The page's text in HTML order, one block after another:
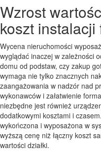
Wzrost
koszt
Wycena nieruchomości
wyglądać inaczej w zależności
domu od podstaw, czy zakup
wymaga nie tylko znacznych
zaangażowania w nadzór nad
wykonawców i załatwienie
niezbędne jest również
dodatkowymi kosztami i
wykończona i wyposażona w
wyższą cenę niż łączny koszt
wartości działki.